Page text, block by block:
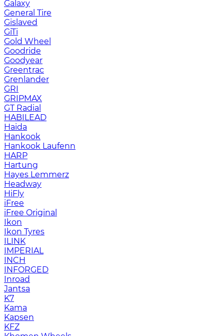
Galaxy
General Tire
Gislaved
GiTi
Gold Wheel
Goodride
Goodyear
Greentrac
Grenlander
GRI
GRIPMAX
GT Radial
HABILEAD
Haida
Hankook
Hankook Laufenn
HARP
Hartung
Hayes Lemmerz
Headway
HiFly
iFree
iFree Original
Ikon
Ikon Tyres
ILINK
IMPERIAL
INCH
INFORGED
Inroad
Jantsa
K7
Kama
Kapsen
KFZ